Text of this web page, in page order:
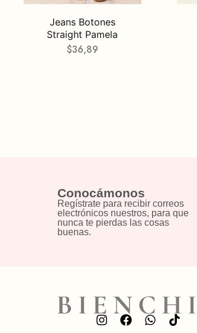
Jeans Botones
Straight Pamela
$36,89
Conocámonos
Regístrate para recibir correos
electrónicos nuestros, para que
nunca te pierdas las cosas
buenas.